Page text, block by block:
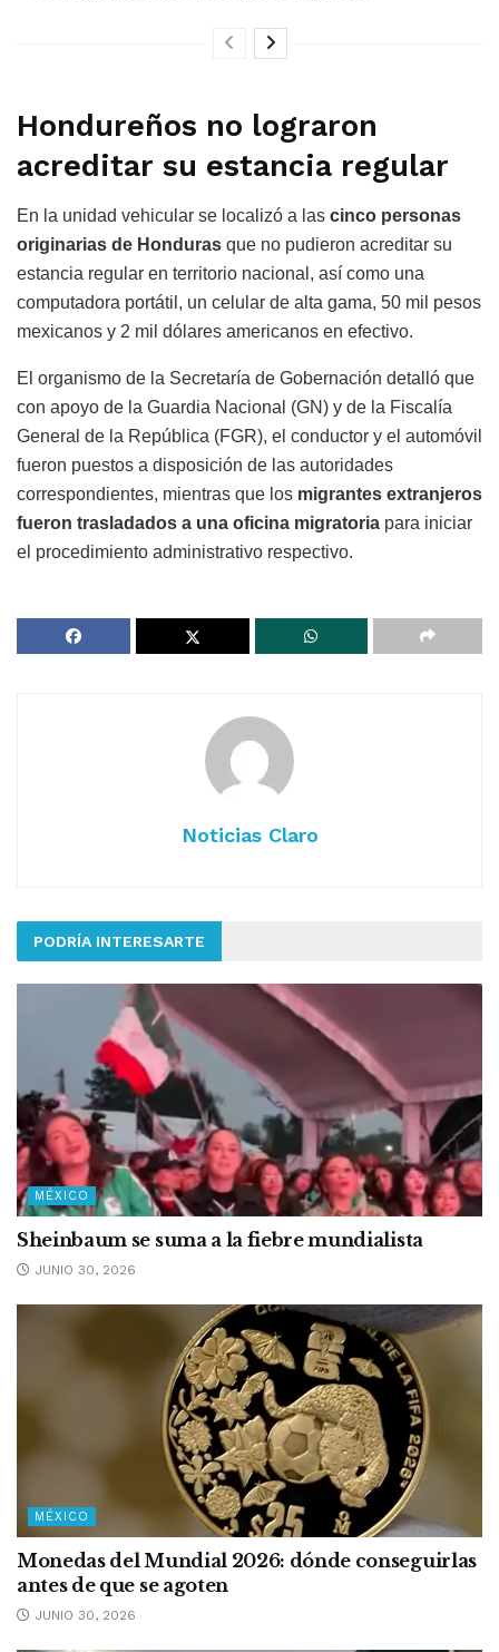
Hondureños no lograron
acreditar su estancia regular
En la unidad vehicular se localizó a las cinco personas
originarias de Honduras que no pudieron acreditar su
estancia regular en territorio nacional, así como una
computadora portátil, un celular de alta gama, 50 mil pesos
mexicanos y 2 mil dólares americanos en efectivo.
El organismo de la Secretaría de Gobernación detalló que
con apoyo de la Guardia Nacional (GN) y de la Fiscalía
General de la República (FGR), el conductor y el automóvil
fueron puestos a disposición de las autoridades
correspondientes, mientras que los migrantes extranjeros
fueron trasladados a una oficina migratoria para iniciar
el procedimiento administrativo respectivo.
Noticias Claro
PODRÍA INTERESARTE
MÉXICO
Sheinbaum se suma a la fiebre mundialista
JUNIO 30, 2026
MÉXICO
Monedas del Mundial 2026: dónde conseguirlas
antes de que se agoten
JUNIO 30, 2026